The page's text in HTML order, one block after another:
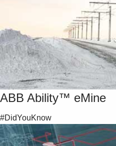
ABB Ability™ eMine
#DidYouKnow